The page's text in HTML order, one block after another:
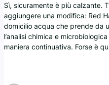
Sì, sicuramente è più calzante.
aggiungere una modifica: Red
domicilio acqua che prende da
l’analisi chimica e
maniera continuativa. Forse è